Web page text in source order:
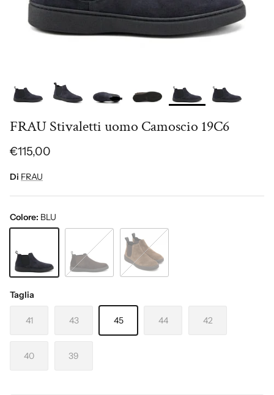
FRAU Stivaletti uomo Camoscio 19C6
€115,00
Di FRAU
Colore: BLU
Taglia
41 43 45 44 42
40 39